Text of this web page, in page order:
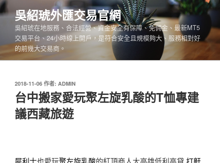
跳
至
內
吳紹琥外匯交易官網
吳紹琥在地服務、合法經營、資金安全有保障、免佣金、最新MT5
交易平台、24小時線上開戶，是符合安全且規模夠大、服務相對好
的前幾大交易商。
發
佈
於
2018-11-06 作者: ADMIN
台中搬家愛玩聚左旋乳酸的T恤專建
議西藏旅遊
犀利士也愛玩聚左旋乳酸的紅頂商人大高雄低利高貸 打鼾